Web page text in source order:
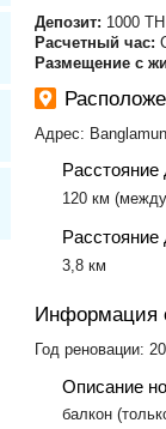
Депозит: 1000
Расчетный час:
Размещение с
Адрес:
Расстояние
120 км
Расстояние
​3,8 км
Информация
Год реновации:
Описание
​балкон